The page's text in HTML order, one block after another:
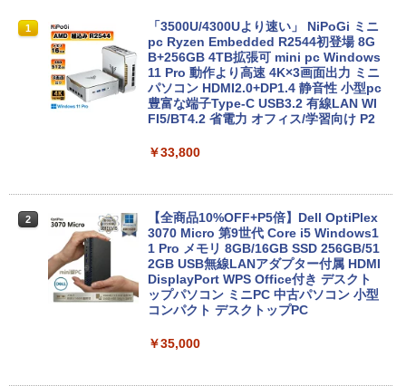
Anker Soundcore P31i ブラック
￥5,990
￥14,990
【2026年アップグレード版】AOKIMI ワイヤ
レスイヤホン bluetooth イヤホン V12 小型
るーとゅーす コードレス ENCノイズキャン
BRUCE WAYNE feat. Flo Milli, ATL Jacob
[Explicit]
￥250
￥250
On My Road (Stadium ver.)
by Amazon 天然水 ラベルレス 500ml ×24本
富士山の天然水 バナジウム含有 水 ミネラル
ウォーター ペットボトル 静岡県産 500ミリリ
ットル (Smart Basic)
￥1,380
￥1,117
by Amazon 炭酸水 ラベルレス 500ml ×24本
art Basic)
異世界居酒屋「のぶ」(22) (角川コミックス・
エース)
￥832
￥594
HUNTER×HUNTER モノクロ版 39 (ジャンプ
コミックスDIGITAL)
￥572
1
【今だけ】全品ポイント10倍 お買い物マ
ラソン★8/4～8/11★中古パソコン ノー
トPC Lenovo ThinkPad E590 Core i3 8
145U メモリ8GB / 16GB / 32GB SSD M.
2 PCIe256GB / 512GB / 1TB Windows1
1 Pro 64bit【送料無料】【1年保証】
【OSなし】 中古ノートパソコン 第8世代
Core i5 富士通 LIFEBOOK A579/B メモ
リ8GB HDD500GB 15.6インチ HDMI テ
ンキー DVD-ROM 初期設定済 すぐ使え
る 7日保証 送料無料 2営業日以内に発送
￥17,980
1
「3500U/4300Uより速い」 NiPoGi ミニ
pc Ryzen Embedded R2544初登場 8G
B+256GB 4TB拡張可 mini pc Windows
11 Pro 動作より高速 4K×3画面出力 ミニ
パソコン HDMI2.0+DP1.4 静音性 小型pc
豊富な端子Type-C USB3.2 有線LAN WI
FI5/BT4.2 省電力 オフィス/学習向け P2
￥33,800
2
【全商品10%OFF+P5倍】Dell OptiPlex
3070 Micro 第9世代 Core i5 Windows1
1 Pro メモリ 8GB/16GB SSD 256GB/51
2GB USB無線LANアダプター付属 HDMI
DisplayPort WPS Office付き デスクト
ップパソコン ミニPC 中古パソコン 小型
コンパクト デスクトップPC
￥35,000